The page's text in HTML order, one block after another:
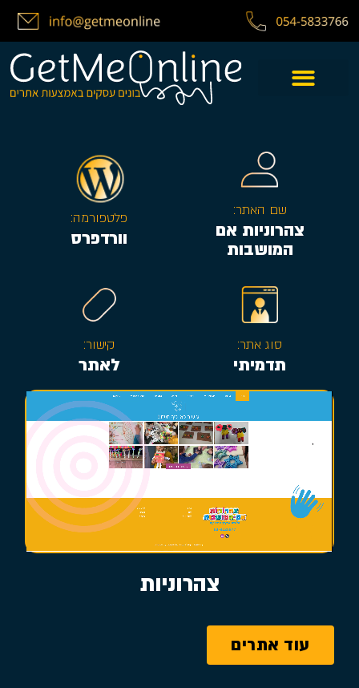
שם האתר:
צהרוניות אם
המושבות
פלטפורמה:
וורדפרס
סוג אתר:
תדמיתי
קישור:
לאתר
צהרוניות
עוד אתרים